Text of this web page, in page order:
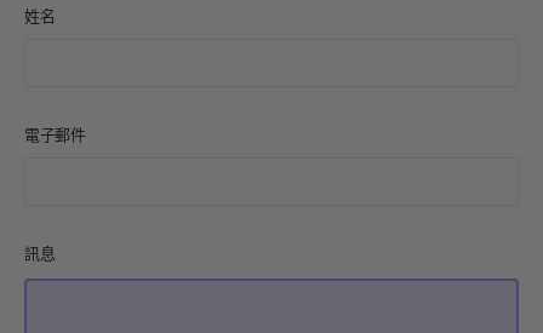
姓名
電子郵件
訊息